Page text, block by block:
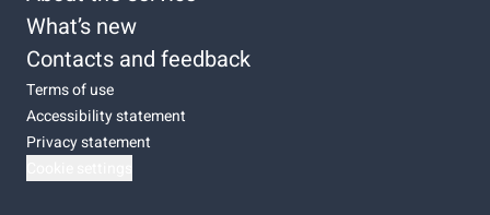
What’s new
Contacts and feedback
Terms of use
Accessibility statement
Privacy statement